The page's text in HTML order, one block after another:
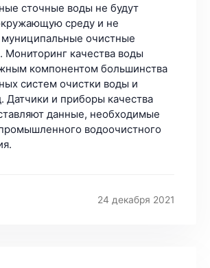
сточные воды не будут
среду и не
очистные
Мониторинг качества воды
компонентом большинства
систем очистки воды и
Датчики и приборы качества
данные, необходимые
водоочистного
24 декабря 2021